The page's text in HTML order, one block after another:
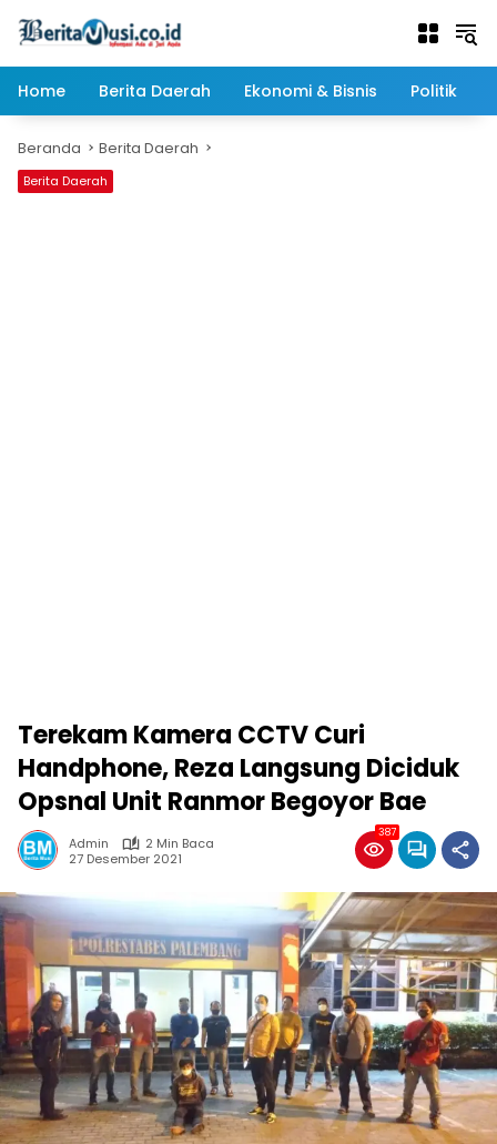
Home
Berita Daerah Ekonomi & Bisnis Politik
Beranda Berita Daerah
Berita Daerah
Terekam Kamera CCTV Curi
Handphone, Reza Langsung Diciduk
Opsnal Unit Ranmor Begoyor Bae
Admin
2 Min Baca
27 Desember 2021
387